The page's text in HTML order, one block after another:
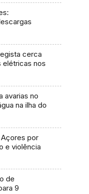
cerca
elétricas nos
avarias no
na ilha do
por
e violência
de
9